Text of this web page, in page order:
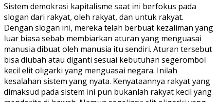
Sistem demokrasi kapitalisme saat ini berfokus pada
slogan dari rakyat, oleh rakyat, dan untuk rakyat.
Dengan slogan ini, mereka telah berbuat kezaliman yang
luar biasa sebab membiarkan aturan yang menguasai
manusia dibuat oleh manusia itu sendiri. Aturan tersebut
bisa diubah atau diganti sesuai kebutuhan segerombol
kecil elit oligarki yang menguasai negara. Inilah
kesalahan sistem yang nyata. Kenyataannya rakyat yang
dimaksud pada sistem ini pun bukanlah rakyat kecil yang